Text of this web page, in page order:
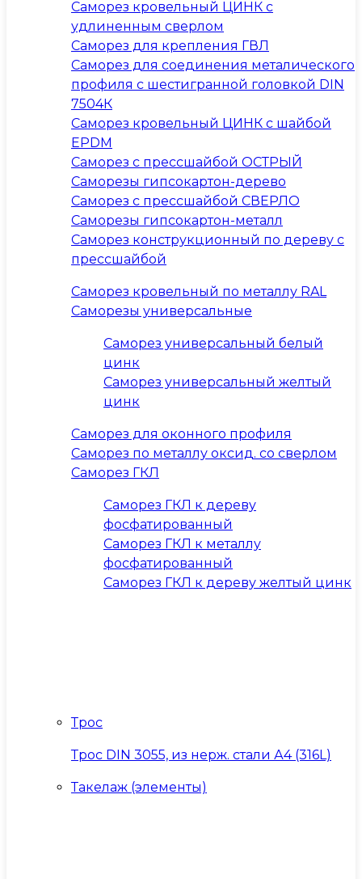
Саморез кровельный ЦИНК с
удлиненным сверлом
Саморез для крепления ГВЛ
Саморез для соединения металического
профиля с шестигранной головкой DIN
7504К
Саморез кровельный ЦИНК с шайбой
EPDM
Саморез с прессшайбой ОСТРЫЙ
Саморезы гипсокартон-дерево
Саморез с прессшайбой СВЕРЛО
Саморезы гипсокартон-металл
Саморез конструкционный по дереву с
прессшайбой
Саморез кровельный по металлу RAL
Саморезы универсальные
Саморез универсальный белый
цинк
Саморез универсальный желтый
цинк
Саморез для оконного профиля
Саморез по металлу оксид. со сверлом
Саморез ГКЛ
Саморез ГКЛ к дереву
фосфатированный
Саморез ГКЛ к металлу
фосфатированный
Саморез ГКЛ к дереву желтый цинк
Трос
Трос DIN 3055, из нерж. стали А4 (316L)
Такелаж (элементы)